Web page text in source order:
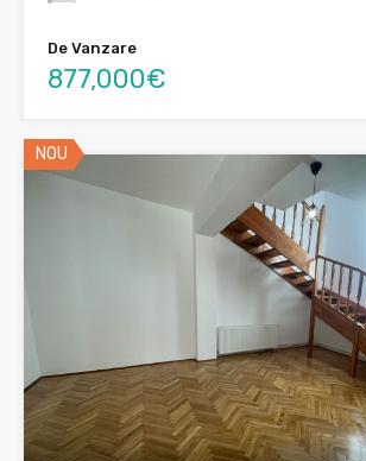
De Vanzare
877,000€
NOU